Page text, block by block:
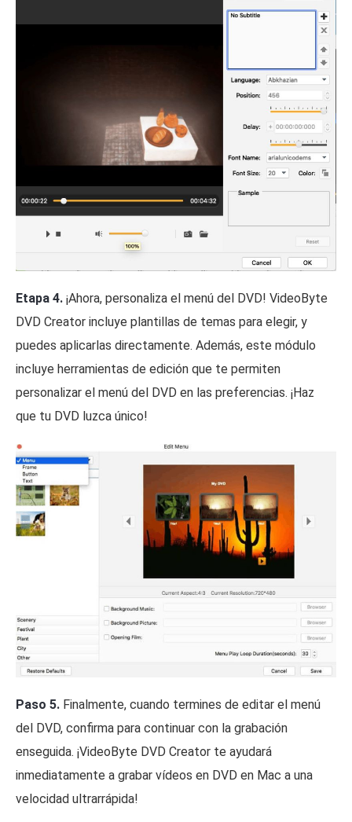
Etapa 4. ¡Ahora, personaliza el menú del DVD! VideoByte
DVD Creator incluye plantillas de temas para elegir, y
puedes aplicarlas directamente. Además, este módulo
incluye herramientas de edición que te permiten
personalizar el menú del DVD en las preferencias. ¡Haz
que tu DVD luzca único!
Paso 5. Finalmente, cuando termines de editar el menú
del DVD, confirma para continuar con la grabación
enseguida. ¡VideoByte DVD Creator te ayudará
inmediatamente a grabar vídeos en DVD en Mac a una
velocidad ultrarrápida!